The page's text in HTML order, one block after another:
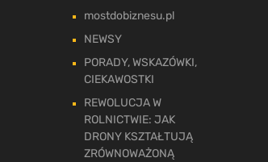
mostdobiznesu.pl
NEWSY
PORADY, WSKAZÓWKI,
CIEKAWOSTKI
REWOLUCJA W
ROLNICTWIE: JAK
DRONY KSZTAŁTUJĄ
ZRÓWNOWAŻONĄ